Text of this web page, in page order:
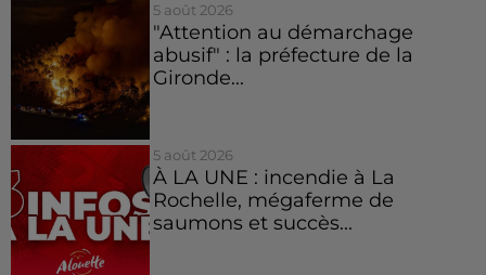
5 août 2026
"Attention au démarchage
abusif" : la préfecture de la
Gironde...
5 août 2026
À LA UNE : incendie à La
Rochelle, mégaferme de
saumons et succès...